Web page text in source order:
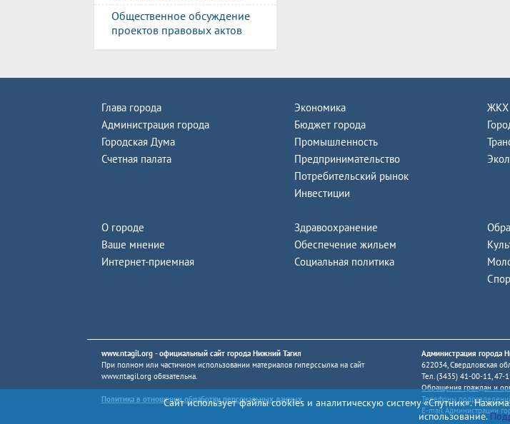
Общественное обсуждение
проектов правовых актов
Глава города
Администрация города
Городская Дума
Счетная палата
Экономика
Бюджет города
Промышленность
Предпринимательство
Потребительский рынок
Инвестиции
ЖКХ
О городе
Ваше мнение
Интернет-приемная
Здравоохранение
Обеспечение жильем
Социальная политика
www.ntagil.org - официальный сайт города Нижний Тагил
При полном или частичном использовании материалов гиперссылка на сайт
www.ntagil.org обязательна.
Политика в отношении обработки персональных данных
Администрация города
622034, Свердловская
Тел. (3435) 41-00-11,
Обращения граждан и
Телефоны
E-mail Администрации
Сайт использует файлы cookies и аналитическую систему «Спутник».
использование.